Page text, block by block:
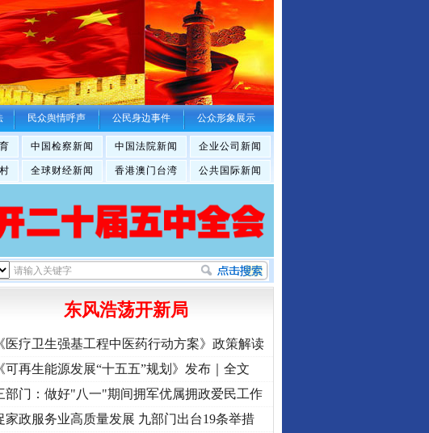
民众舆情呼声 公民身边事件 公众形象展示
中国检察新闻 中国法院新闻 企业公司新闻
全球财经新闻 香港澳门台湾 公共国际新闻
东风浩荡开新局
《医疗卫生强基工程中医药行动方案》政策解读
《可再生能源发展“十五五”规划》发布｜全文
部门：做好"八一"期间拥军优属拥政爱民工作
家政服务业高质量发展 九部门出台19条举措